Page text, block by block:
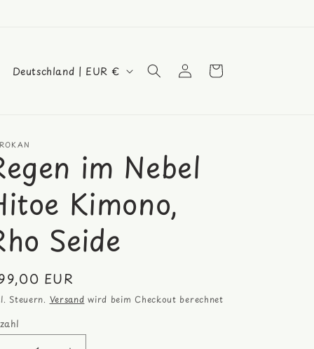
L
/
R
e
g
i
n
Deutschland | EUR € EinloggenWarenkorb
im Nebel
Kimono,
Seide
EUR
Steuern. Versand wird beim Checkout berechnet